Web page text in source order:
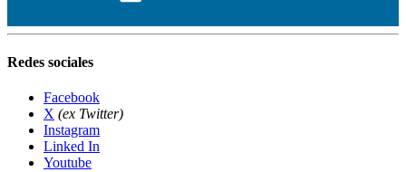
Redes sociales
Facebook
X (ex Twitter)
Instagram
Linked In
Youtube